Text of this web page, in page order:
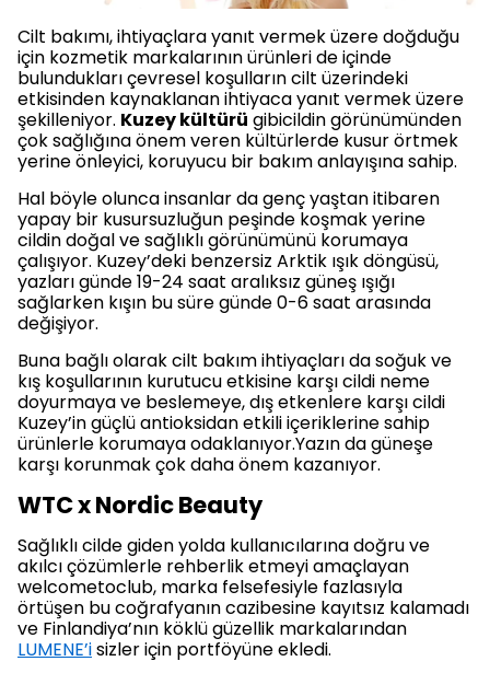
Cilt bakımı, ihtiyaçlara yanıt vermek üzere doğduğu
için kozmetik markalarının ürünleri de içinde
bulundukları çevresel koşulların cilt üzerindeki
etkisinden kaynaklanan ihtiyaca yanıt vermek üzere
şekilleniyor. Kuzey kültürü gibicildin görünümünden
çok sağlığına önem veren kültürlerde kusur örtmek
yerine önleyici, koruyucu bir bakım anlayışına sahip.
Hal böyle olunca insanlar da genç yaştan itibaren
yapay bir kusursuzluğun peşinde koşmak yerine
cildin doğal ve sağlıklı görünümünü korumaya
çalışıyor. Kuzey’deki benzersiz Arktik ışık döngüsü,
yazları günde 19-24 saat aralıksız güneş ışığı
sağlarken kışın bu süre günde 0-6 saat arasında
değişiyor.
Buna bağlı olarak cilt bakım ihtiyaçları da soğuk ve
kış koşullarının kurutucu etkisine karşı cildi neme
doyurmaya ve beslemeye, dış etkenlere karşı cildi
Kuzey’in güçlü antioksidan etkili içeriklerine sahip
ürünlerle korumaya odaklanıyor.Yazın da güneşe
karşı korunmak çok daha önem kazanıyor.
WTC x Nordic Beauty
Sağlıklı cilde giden yolda kullanıcılarına doğru ve
akılcı çözümlerle rehberlik etmeyi amaçlayan
welcometoclub, marka felsefesiyle fazlasıyla
örtüşen bu coğrafyanın cazibesine kayıtsız kalamadı
ve Finlandiya’nın köklü güzellik markalarından
LUMENE’isizler için portföyüne ekledi.